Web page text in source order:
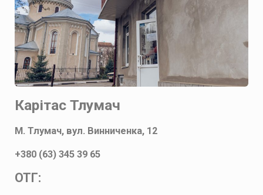
Карітас Тлумач
М. Тлумач, вул. Винниченка, 12
+380 (63) 345 39 65
ОТГ: